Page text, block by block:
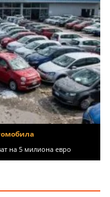
на 5 милиона евро